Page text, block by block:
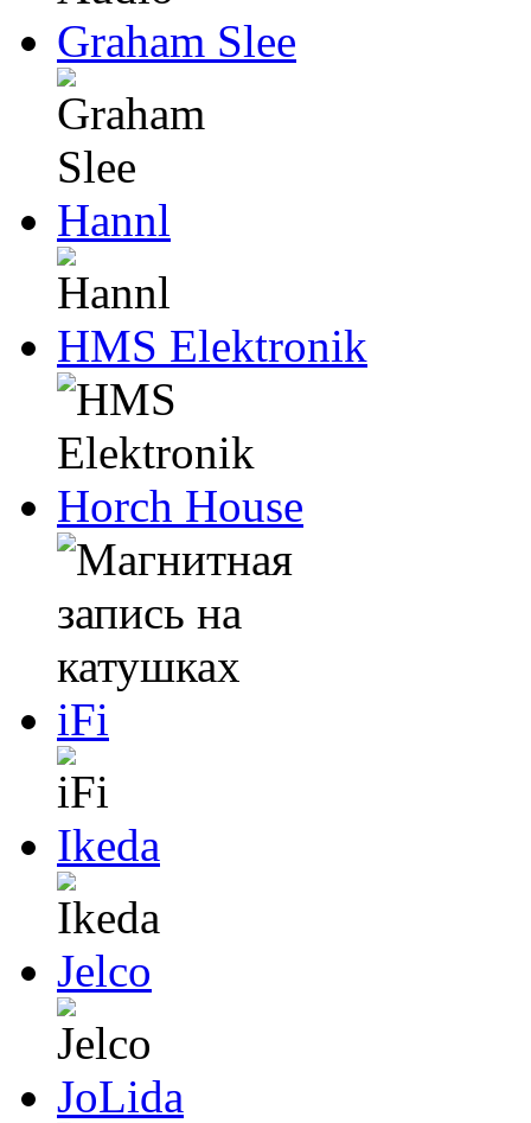
Graham Slee
Hannl
HMS Elektronik
Horch House
iFi
Ikeda
Jelco
JoLida